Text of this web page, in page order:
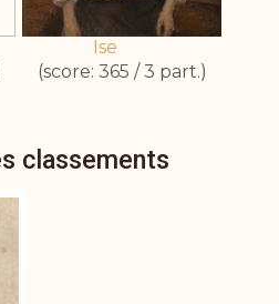
Ise
(score: 365 / 3 part.)
classements